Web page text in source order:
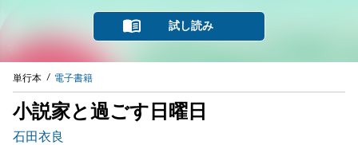
試し読み
単行本 電子書籍
小説家と過ごす日曜日
石田衣良